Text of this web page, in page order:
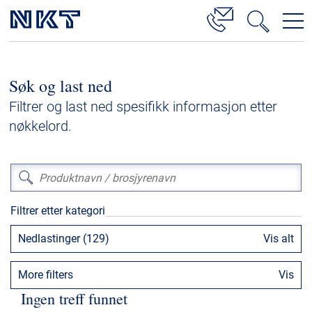
Høyspenningskabelløsninger
Kabelservice
Lavspenning
Høyspenningskabeltilbehør
Mellomspenningskabeltilbehør
Referanser
Nedlastinger
Søk og last ned
Filtrer og last ned spesifikk informasjon etter
nøkkelord.
Filtrer etter kategori
Nedlastinger (129) Vis alt
More filters Vis
Ingen treff funnet